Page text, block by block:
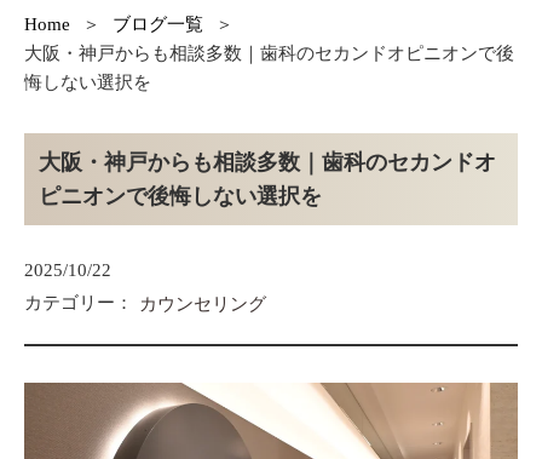
Home
ブログ一覧
大阪・神戸からも相談多数｜歯科のセカンドオピニオンで後
悔しない選択を
大阪・神戸からも相談多数｜歯科のセカンドオ
ピニオンで後悔しない選択を
2025/10/22
カテゴリー：
カウンセリング